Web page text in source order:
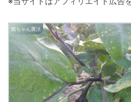
菌ちゃん農法